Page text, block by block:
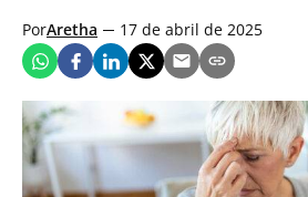
PorAretha 17 de abril de 2025